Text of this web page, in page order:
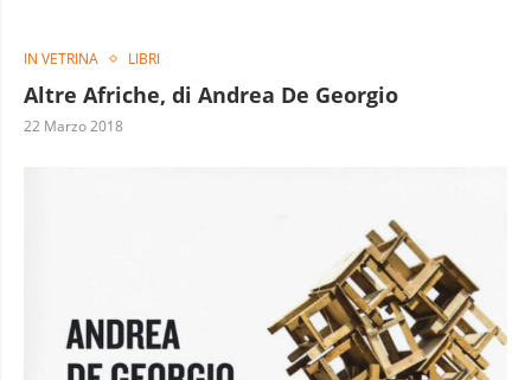
IN VETRINA LIBRI
Altre Afriche, di Andrea De Georgio
22 Marzo 2018